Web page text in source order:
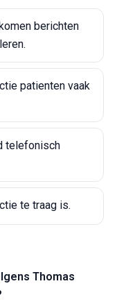
berichten
patienten vaak
telefonisch
te traag is.
Thomas